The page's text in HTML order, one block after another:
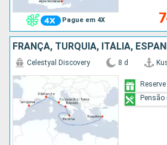
Pague em 4X
FRANÇA, TURQUIA, ITÁLIA,
Celestyal Discovery 8 d
Pensão